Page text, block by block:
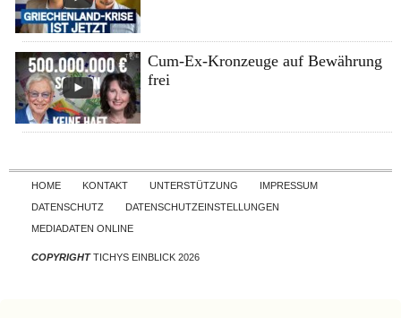
Cum-Ex-Kronzeuge auf Bewährung
frei
Skip to content
HOME KONTAKT UNTERSTÜTZUNG
IMPRESSUM
DATENSCHUTZ
DATENSCHUTZEINSTELLUNGEN
MEDIADATEN ONLINE
COPYRIGHTTICHYS EINBLICK 2026